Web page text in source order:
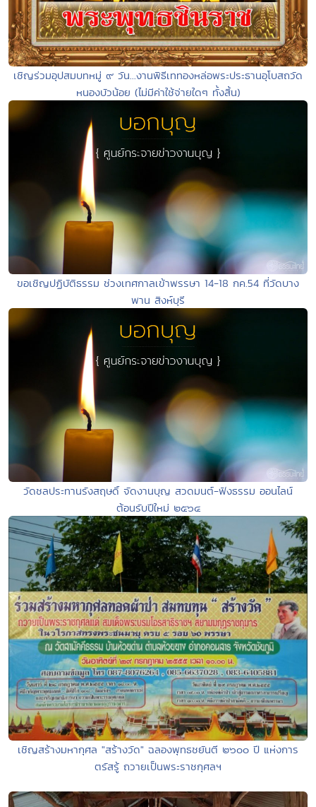
เชิญร่วมอุปสมบทหมู่ ๙ วัน...งานพิธีเททองหล่อพระประธานอุโบสถวัด
หนองบัวน้อย (ไม่มีค่าใช้จ่ายใดๆ ทั้งสิ้น)
ขอเชิญปฏิบัติธรรม ช่วงเทศกาลเข้าพรรษา 14-18 กค.54 ที่วัดบาง
พาน สิงห์บุรี
วัดชลประทานรังสฤษดิ์ จัดงานบุญ สวดมนต์-ฟังธรรม ออนไลน์
ต้อนรับปีใหม่ ๒๕๖๔
เชิญสร้างมหากุศล "สร้างวัด" ฉลองพุทธชยันตี ๒๖๐๐ ปี แห่งการ
ตรัสรู้ ถวายเป็นพระราชกุศลฯ